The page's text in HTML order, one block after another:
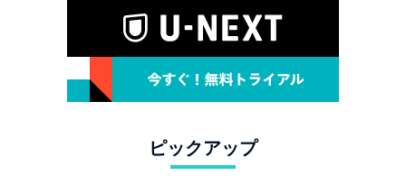
ピックアップ